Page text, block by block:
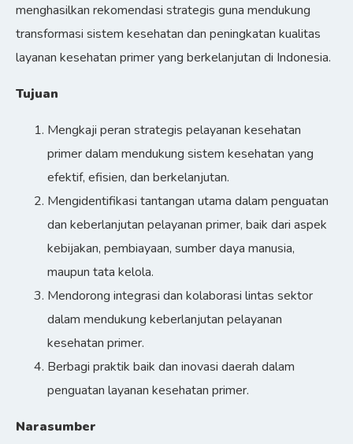
menghasilkan rekomendasi strategis guna mendukung
transformasi sistem kesehatan dan peningkatan kualitas
layanan kesehatan primer yang berkelanjutan di Indonesia.
Tujuan
Mengkaji peran strategis pelayanan kesehatan
primer dalam mendukung sistem kesehatan yang
efektif, efisien, dan berkelanjutan.
Mengidentifikasi tantangan utama dalam penguatan
dan keberlanjutan pelayanan primer, baik dari aspek
kebijakan, pembiayaan, sumber daya manusia,
maupun tata kelola.
Mendorong integrasi dan kolaborasi lintas sektor
dalam mendukung keberlanjutan pelayanan
kesehatan primer.
Berbagi praktik baik dan inovasi daerah dalam
penguatan layanan kesehatan primer.
Narasumber